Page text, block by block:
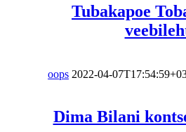
Tubakapoe
oops 2022-04-
Dima Bilani